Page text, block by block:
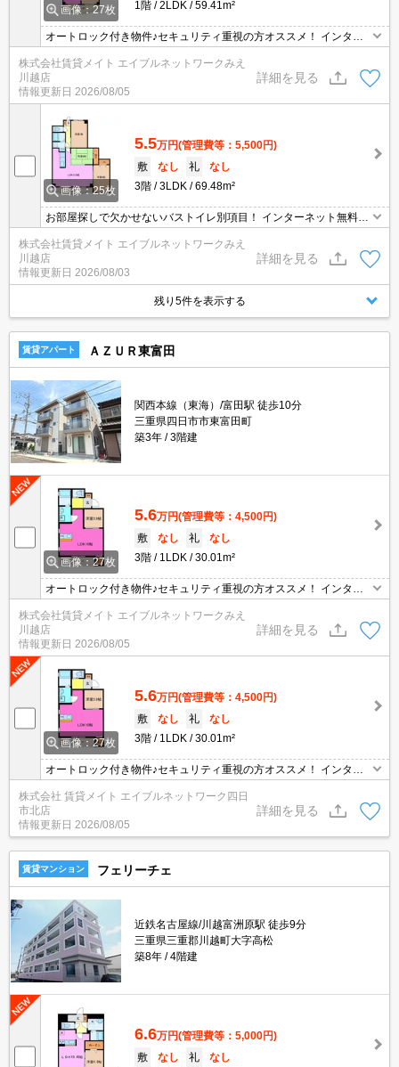
画像：27枚
1階
2LDK 59.41m²
オートロック付き物件♪セキュリティ重視の方オススメ！ インター
ネット無料物件！面倒な個人での手続き不要でご利用いただけます♪
私生活はもちろんテレワーク勤務の方にもおすすめですよ♪
株式会社賃貸メイト エイブルネットワークみえ
川越店
情報更新日 2026/08/05
詳細を見る
画像：25枚
5.5万円(管理費等：5,500円)
敷
なし 礼
なし
3階
3LDK 69.48m²
お部屋探しで欠かせないバストイレ別項目！ インターネット無料物
件！面倒な個人での手続き不要でご利用いただけます♪私生活はもち
ろんテレワーク勤務の方にもおすすめですよ♪
株式会社賃貸メイト エイブルネットワークみえ
川越店
情報更新日 2026/08/03
詳細を見る
残り5件を表示する
賃貸アパート ＡＺＵＲ東富田
関西本線（東海）/富田駅 徒歩10分
三重県四日市市東富田町
築3年
3階建
画像：27枚
5.6万円(管理費等：4,500円)
敷
なし 礼
なし
3階
1LDK 30.01m²
オートロック付き物件♪セキュリティ重視の方オススメ！ インター
ネット無料物件！面倒な個人での手続き不要でご利用いただけます♪
私生活はもちろんテレワーク勤務の方にもおすすめですよ♪
株式会社賃貸メイト エイブルネットワークみえ
川越店
情報更新日 2026/08/05
詳細を見る
画像：27枚
5.6万円(管理費等：4,500円)
敷
なし 礼
なし
3階
1LDK 30.01m²
オートロック付き物件♪セキュリティ重視の方オススメ！ インター
ネット無料物件！面倒な個人での手続き不要でご利用いただけます♪
私生活はもちろんテレワーク勤務の方にもおすすめですよ♪
株式会社 賃貸メイト エイブルネットワーク四日
市北店
情報更新日 2026/08/05
詳細を見る
賃貸マンション フェリーチェ
近鉄名古屋線/川越富洲原駅 徒歩9分
三重県三重郡川越町大字高松
築8年
4階建
6.6万円(管理費等：5,000円)
敷
なし 礼
なし